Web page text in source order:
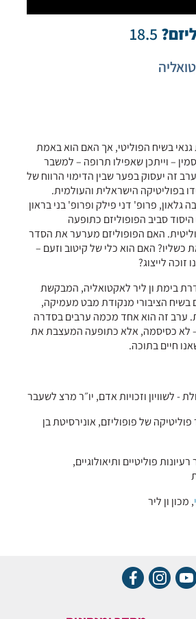
גנאי בשיח הפוליטי, אך האם הוא באמת
– וייתכן שאפילו תרופה – למשבר
זה יעסוק בפער שבין הדימוי הרווח של
בפוליטיקה הישראלית והעולמית.
גלאון, פרופ' דני פילק ופרופ' בני בראון
סביב הפופוליזם כתופעה
האם הפופוליזם מערער את הסדר
כשליו? האם הוא כלי של קיטוב וזעם –
זוכה לייצוג?
בימת ון ליר לאקטואליה, המבקשת
בשיח הציבורי מנקודת מבט מעמיקה,
ערב זה הוא אחד מכמה ערבים בסדרה
– לא כסיסמה, אלא כתופעה המעצבת את
חיים בתוכה.
- לשוויון וזכויות אדם, יו״ר מרצ לשעבר
של פופוליזם, אונירסיטת בן
פוליטיים ותיאולוגיים,
, מכון ון ליר